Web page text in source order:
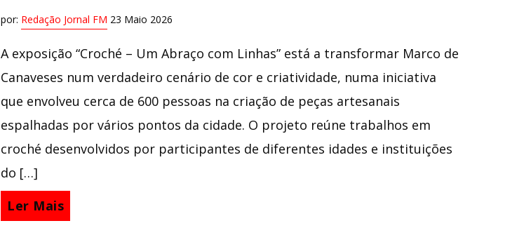
por: Redação Jornal FM 23 Maio 2026
A exposição “Croché – Um Abraço com Linhas” está a transformar Marco de
Canaveses num verdadeiro cenário de cor e criatividade, numa iniciativa
que envolveu cerca de 600 pessoas na criação de peças artesanais
espalhadas por vários pontos da cidade. O projeto reúne trabalhos em
croché desenvolvidos por participantes de diferentes idades e instituições
do […]
Ler Mais